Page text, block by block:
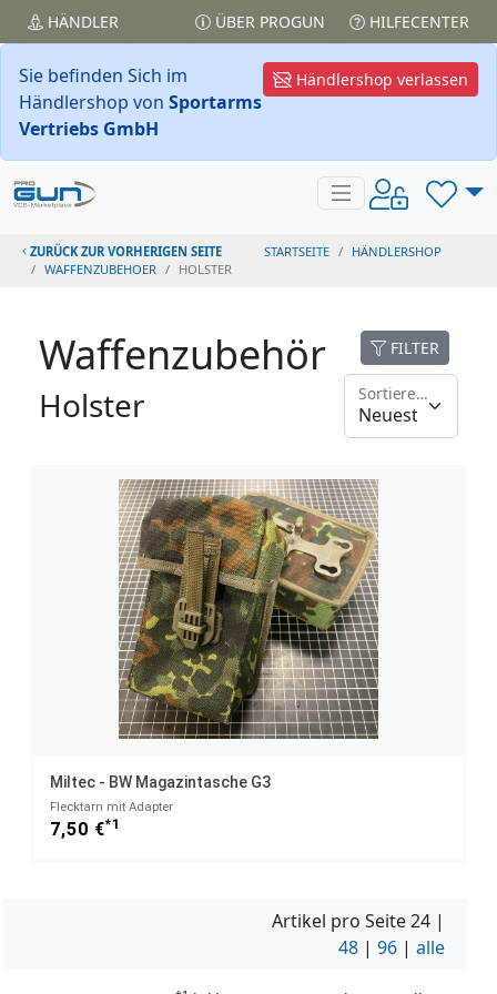
HÄNDLER ÜBER PROGUN HILFECENTER
Händlershop verlassen
Sie befinden Sich im
Händlershop von Sportarms
Vertriebs GmbH
ZURÜCK ZUR VORHERIGEN SEITE STARTSEITE
HÄNDLERSHOP
WAFFENZUBEHOER
HOLSTER
Waffenzubehör
Holster
FILTER
Sortieren nach
Miltec - BW Magazintasche G3
Flecktarn mit Adapter
7,50 €*1
Artikel pro Seite24 |
48 | 96 | alle